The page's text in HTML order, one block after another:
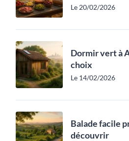
Le 20/02/2026
Dormir vert à
choix
Le 14/02/2026
Balade facile
découvrir